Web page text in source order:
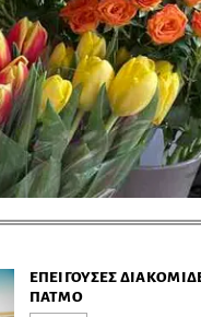
ΕΠΕΊΓΟΥΣΕΣ
ΠΆΤΜΟ